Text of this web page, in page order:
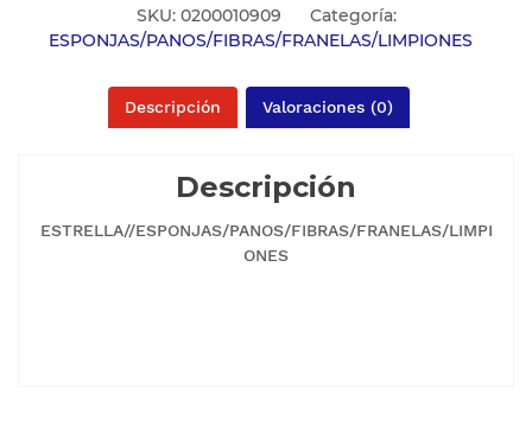
SKU: 0200010909
Categoría:
ESPONJAS/PANOS/FIBRAS/FRANELAS/LIMPIONES
Descripción Valoraciones (0)
Descripción
ESTRELLA//ESPONJAS/PANOS/FIBRAS/FRANELAS/LIMPI
ONES